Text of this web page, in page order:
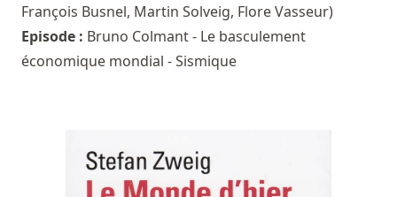
François Busnel, Martin Solveig, Flore Vasseur)
Episode : Bruno Colmant - Le basculement
économique mondial - Sismique